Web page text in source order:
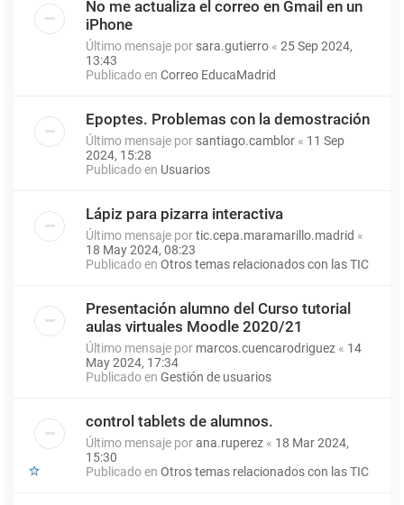
No me actualiza el correo en Gmail en un
iPhone
Último mensaje por sara.gutierro « 25 Sep 2024,
13:43
Publicado en Correo EducaMadrid
Epoptes. Problemas con la demostración
Último mensaje por santiago.camblor « 11 Sep
2024, 15:28
Publicado en Usuarios
Lápiz para pizarra interactiva
Último mensaje portic.cepa.maramarillo.madrid «
18 May 2024, 08:23
Publicado en Otros temas relacionados con las TIC
Presentación alumno del Curso tutorial
aulas virtuales Moodle 2020/21
Último mensaje por marcos.cuencarodriguez « 14
May 2024, 17:34
Publicado en Gestión de usuarios
control tablets de alumnos.
Último mensaje porana.ruperez « 18 Mar 2024,
15:30
Publicado en Otros temas relacionados con las TIC